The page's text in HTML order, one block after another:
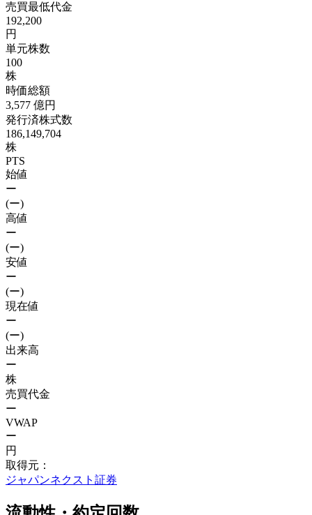
売買最低代金
192,200
円
単元株数
100
株
時価総額
3,577 億円
発行済株式数
186,149,704
株
PTS
始値
ー
(ー)
高値
ー
(ー)
安値
ー
(ー)
現在値
ー
(ー)
出来高
ー
株
売買代金
ー
VWAP
ー
円
取得元：
ジャパンネクスト証券